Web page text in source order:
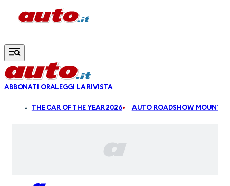
Vai al contenuto principale
ABBONATI ORALEGGI LA RIVISTA
THE CAR OF THE YEAR 2026 AUTO ROADSHOW